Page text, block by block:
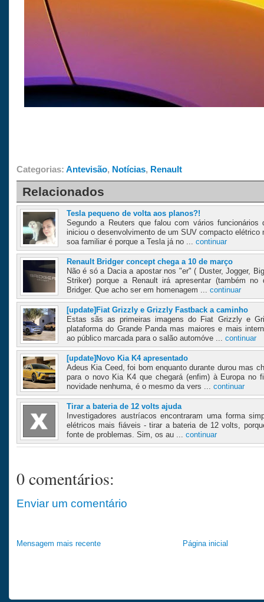
Categorias: Antevisão, Notícias, Renault
Relacionados
Tesla pequeno de volta aos planos?!
Segundo a Reuters que falou com vários funcionários
iniciou o desenvolvimento de um SUV compacto elétrico
soa familiar é porque a Tesla já no ... continuar
Renault Bridger concept chega a 10 de março
Não é só a Dacia a apostar nos "er" ( Duster, Jogger,
Striker) porque a Renault irá apresentar (também
Bridger. Que acho ser em homenagem ... continuar
[update]Fiat Grizzly e Grizzly Fastback a caminho
Estas sãs as primeiras imagens do Fiat Grizzly e
plataforma do Grande Panda mas maiores e mais
ao público marcada para o salão automóve ... continuar
[update]Novo Kia K4 apresentado
Adeus Kia Ceed, foi bom enquanto durante durou mas
para o novo Kia K4 que chegará (enfim) à Europa no
novidade nenhuma, é o mesmo da vers ... continuar
Tirar a bateria de 12 volts ajuda
Investigadores austríacos encontraram uma forma
elétricos mais fiáveis - tirar a bateria de 12 volts,
fonte de problemas. Sim, os au ... continuar
0 comentários:
Enviar um comentário
Mensagem mais recente Página inicial